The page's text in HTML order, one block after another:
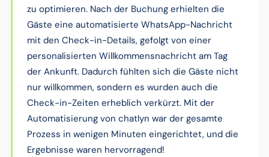
zu optimieren. Nach der Buchung erhielten die
Gäste eine automatisierte WhatsApp-Nachricht
mit den Check-in-Details, gefolgt von einer
personalisierten Willkommensnachricht am Tag
der Ankunft. Dadurch fühlten sich die Gäste nicht
nur willkommen, sondern es wurden auch die
Check-in-Zeiten erheblich verkürzt. Mit der
Automatisierung von chatlyn war der gesamte
Prozess in wenigen Minuten eingerichtet, und die
Ergebnisse waren hervorragend!